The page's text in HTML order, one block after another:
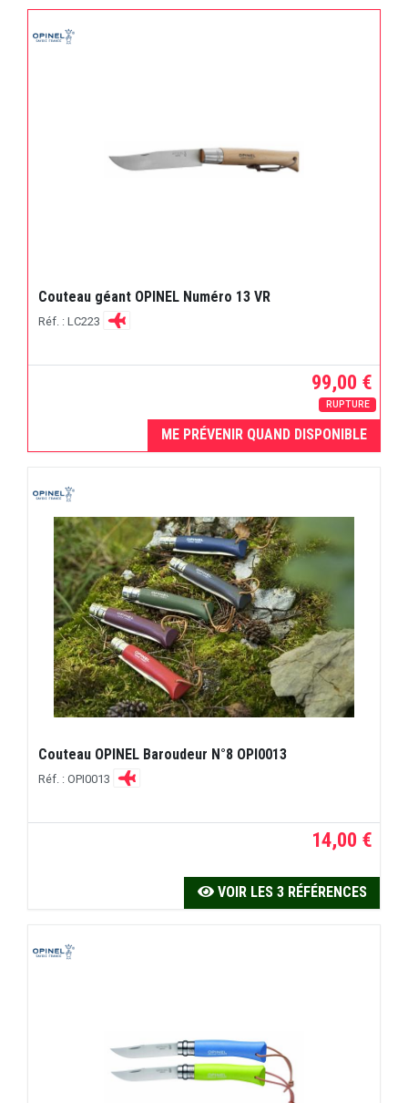
Couteau géant OPINEL Numéro 13 VR
Réf. : LC223
99,00 €
RUPTURE
ME PRÉVENIR QUAND DISPONIBLE
Couteau OPINEL Baroudeur N°8 OPI0013
Réf. : OPI0013
14,00 €
VOIR LES 3 RÉFÉRENCES